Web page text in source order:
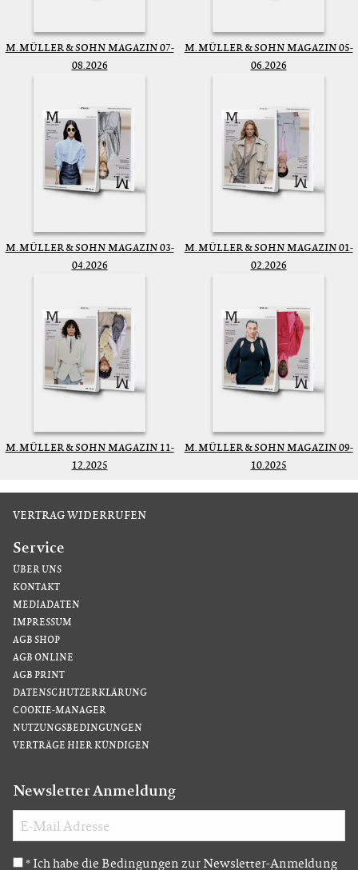
M. MÜLLER & SOHN MAGAZIN 07-
08.2026
M. MÜLLER & SOHN MAGAZIN 05-
06.2026
M. MÜLLER & SOHN MAGAZIN 03-
04.2026
M. MÜLLER & SOHN MAGAZIN 01-
02.2026
M. MÜLLER & SOHN MAGAZIN 11-
12.2025
M. MÜLLER & SOHN MAGAZIN 09-
10.2025
VERTRAG WIDERRUFEN
Service
ÜBER UNS
KONTAKT
MEDIADATEN
IMPRESSUM
AGB SHOP
AGB ONLINE
AGB PRINT
DATENSCHUTZERKLÄRUNG
COOKIE-MANAGER
NUTZUNGSBEDINGUNGEN
VERTRÄGE HIER KÜNDIGEN
Newsletter Anmeldung
* Ich habe die Bedingungen zur Newsletter-Anmeldung